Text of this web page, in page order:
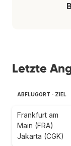
Letzte
ABFLUGORT - ZIEL
Frankfurt am
Main (FRA)
Jakarta (CGK)